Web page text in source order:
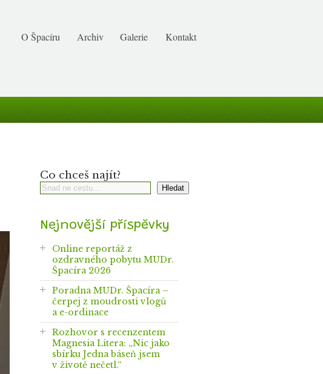
O Špacíru Archiv Galerie Kontakt
Co chceš najít?
Hledat
Nejnovější příspěvky
Online reportáž z
ozdravného pobytu MUDr.
Špacíra 2026
Poradna MUDr. Špacíra –
čerpej z moudrosti vlogů
a e-ordinace
Rozhovor s recenzentem
Magnesia Litera: „Nic jako
sbírku Jedna báseň jsem
v životě nečetl.“